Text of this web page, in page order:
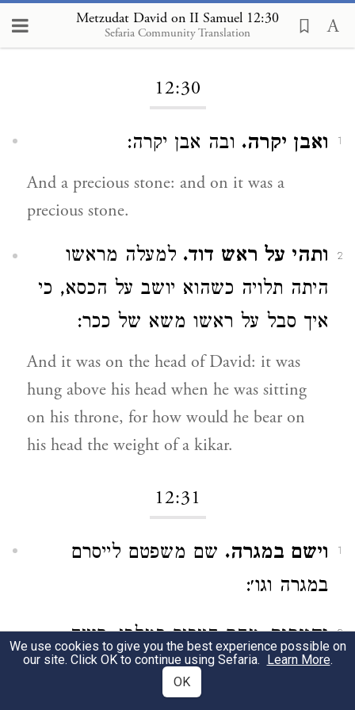
Metzudat David on II Samuel 12:30
Sefaria Community Translation
Loading...
12:30
1 ואבן יקרה. ובה אבן יקרה:
And a precious stone: and on it was a
precious stone.
2 ותהי על ראש דוד. למעלה מראשו
היתה תלויה כשהוא יושב על הכסא, כי
איך סבל על ראשו משא של ככר:
And it was on the head of David: it was
hung above his head when he was sitting
on his throne, for how would he bear on
his head the weight of a kikar.
12:31
1 וישם במגרה. שם משפטם לייסרם
במגרה וגו׳:
2 והעביר.מהם העביר במלבן, רוצה
לומר: בכבשן ששורפים בו הלבנים:
We use cookies to give you the best experience possible on
our site. Click OK to continue using Sefaria. Learn More.
OK